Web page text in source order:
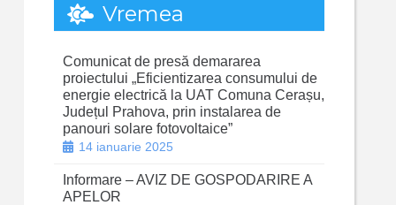
Vremea
Comunicat de presă demararea
proiectului „Eficientizarea consumului de
energie electrică la UAT Comuna Cerașu,
Județul Prahova, prin instalarea de
panouri solare fotovoltaice”
14 ianuarie 2025
Informare – AVIZ DE GOSPODARIRE A
APELOR